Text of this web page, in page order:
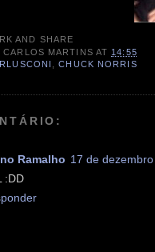
CARLOS MARTINS AT 14:55
,CHUCK NORRIS
Ramalho 17 de
:DD